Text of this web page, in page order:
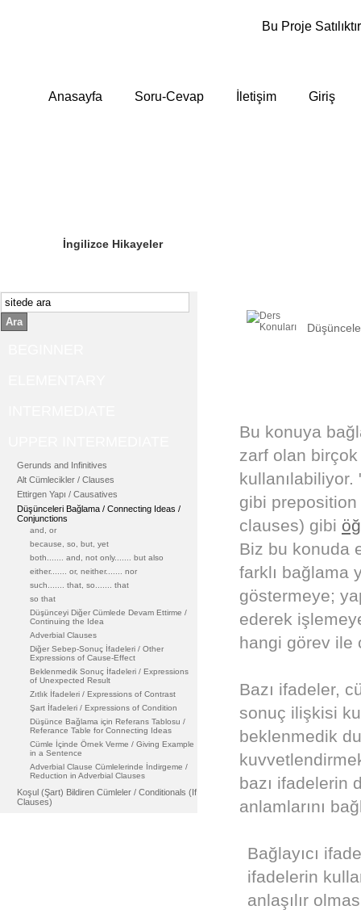
Bu Proje
Anasayfa Soru-Cevap İletişim Giriş
İngilizce Hikayeler
Ara
Gerunds and Infinitives
Alt Cümlecikler / Clauses
Ettirgen Yapı / Causatives
Düşünceleri Bağlama / Connecting Ideas /
Conjunctions
and, or
because, so, but, yet
both....... and, not only....... but also
either....... or, neither....... nor
such....... that, so....... that
so that
Düşünceyi Diğer Cümlede Devam Ettirme /
Continuing the Idea
Adverbial Clauses
Diğer Sebep-Sonuç İfadeleri / Other
Expressions of Cause-Effect
Beklenmedik Sonuç İfadeleri / Expressions
of Unexpected Result
Zıtlık İfadeleri / Expressions of Contrast
Şart İfadeleri / Expressions of Condition
Düşünce Bağlama için Referans Tablosu /
Referance Table for Connecting Ideas
Cümle İçinde Örnek Verme / Giving Example
in a Sentence
Adverbial Clause Cümlelerinde İndirgeme /
Reduction in Adverbial Clauses
Koşul (Şart) Bildiren Cümleler / Conditionals (If
Clauses)
Bu konuya
zarf olan
gibi
clauses) gibi
Biz bu konuda
farklı bağlama
göstermeye;
ederek
hangi görev ile
Bazı ifadeler,
sonuç ilişkisi
beklenmedik
bazı ifadelerin
anlamlarını
Bağlayıcı
ifadelerin
anlaşılır